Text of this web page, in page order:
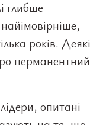
глибше
років. Деякі
перманентний
опитані